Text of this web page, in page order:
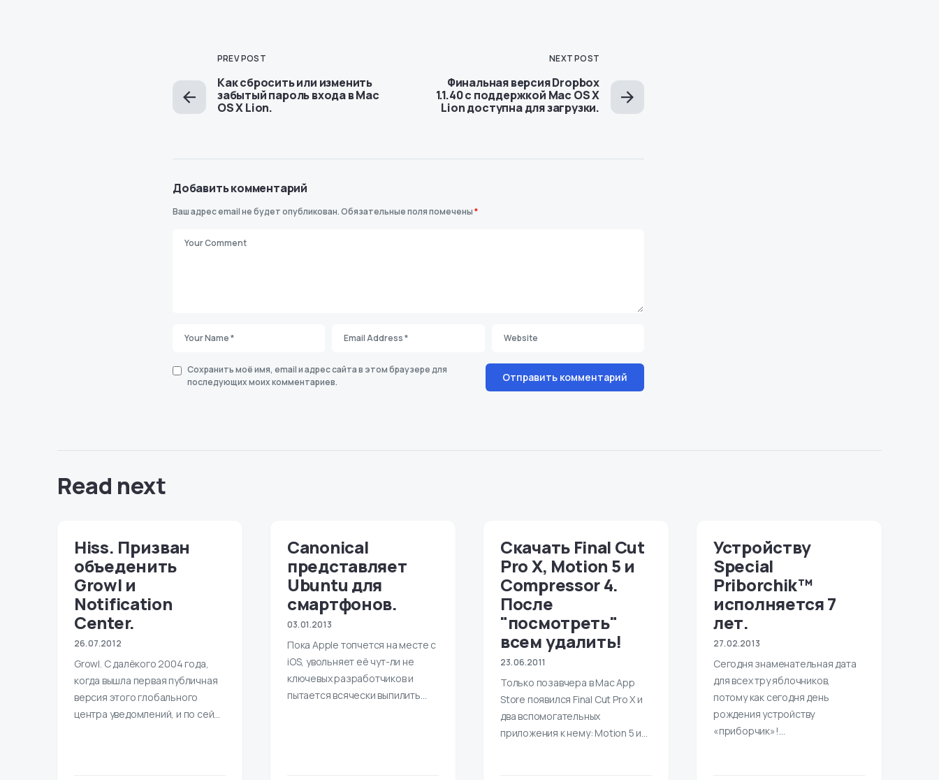
PREV POST
Как сбросить или изменить
забытый пароль входа в Mac
OS X Lion.
NEXT POST
Финальная версия Dropbox
1.1.40 с поддержкой Mac OS X
Lion доступна для загрузки.
Добавить комментарий
Ваш адрес email не будет опубликован.Обязательные поля помечены*
Сохранить моё имя, email и адрес сайта в этом браузере для
последующих моих комментариев.
Read next
Hiss. Призван
объеденить
Growl и
Notification
Center.
26.07.2012
Growl. С далёкого 2004 года,
когда вышла первая публичная
версия этого глобального
центра уведомлений, и по сей…
Canonical
представляет
Ubuntu для
смартфонов.
03.01.2013
Пока Apple топчется на месте с
iOS, увольняет её чут-ли не
ключевых разработчиков и
пытается всячески выпилить…
Скачать Final Cut
Pro X, Motion 5 и
Compressor 4.
После
"посмотреть"
всем удалить!
23.06.2011
Только позавчера в Mac App
Store появился Final Cut Pro X и
два вспомогательных
приложения к нему: Motion 5 и…
Устройству
Special
Priborchik™
исполняется 7
лет.
27.02.2013
Сегодня знаменательная дата
для всех тру яблочников,
потому как сегодня день
рождения устройству
«приборчик»!…